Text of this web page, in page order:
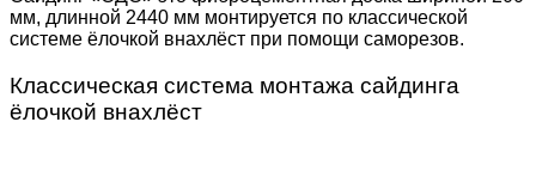
мм, длинной 2440 мм монтируется по классической
системе ёлочкой внахлёст при помощи саморезов.
Классическая система монтажа сайдинга
ёлочкой внахлёст